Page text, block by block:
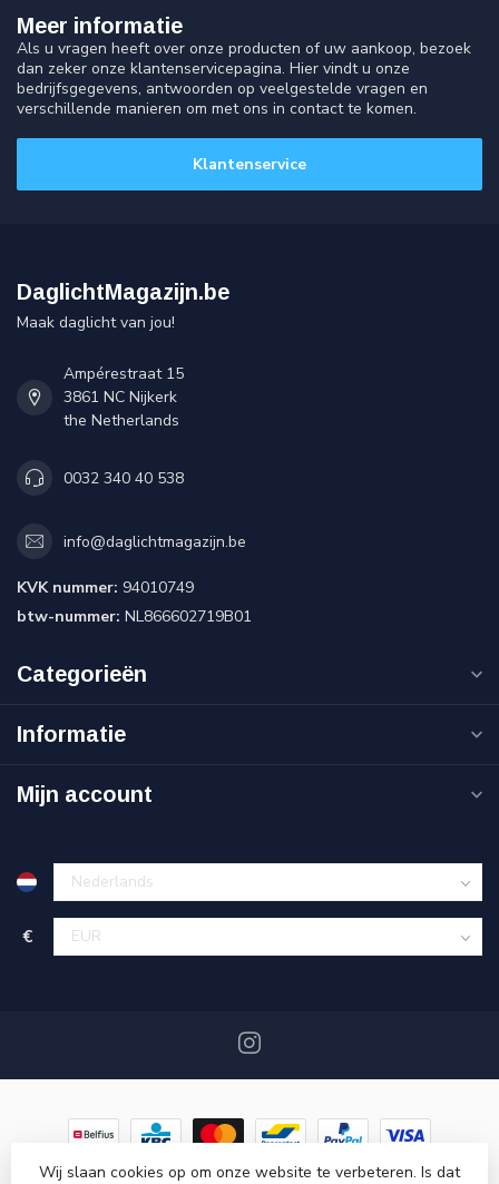
Meer informatie
Als u vragen heeft over onze producten of uw aankoop, bezoek
dan zeker onze klantenservicepagina. Hier vindt u onze
bedrijfsgegevens, antwoorden op veelgestelde vragen en
verschillende manieren om met ons in contact te komen.
Klantenservice
DaglichtMagazijn.be
Maak daglicht van jou!
Ampérestraat 15
3861 NC Nijkerk
the Netherlands
0032 340 40 538
info@daglichtmagazijn.be
KVK nummer: 94010749
btw-nummer: NL866602719B01
Categorieën
Informatie
Mijn account
€
© Copyright 2026 DaglichtMagazijn.be- Powered byLightspeed-
Wij slaan cookies op om onze website te verbeteren. Is dat